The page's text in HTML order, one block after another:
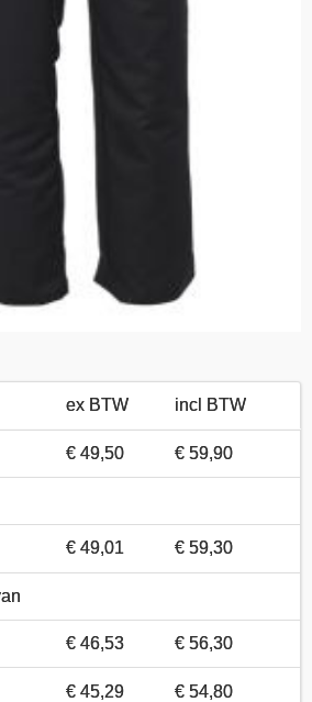
ex BTW incl BTW
€ 49,50 € 59,90
€ 49,01 € 59,30
€ 46,53 € 56,30
€ 45,29 € 54,80